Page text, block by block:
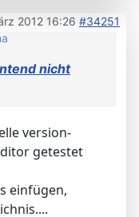
2012 16:26 #34251
nicht
version-
getestet
einfügen,